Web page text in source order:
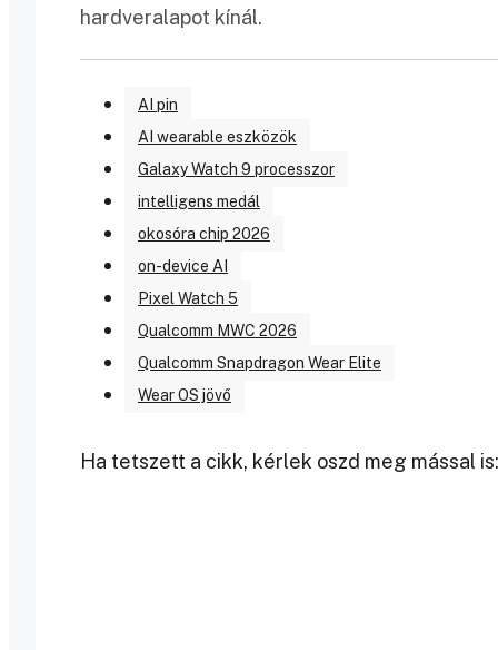
hardveralapot kínál.
AI pin
AI wearable eszközök
Galaxy Watch 9 processzor
intelligens medál
okosóra chip 2026
on-device AI
Pixel Watch 5
Qualcomm MWC 2026
Qualcomm Snapdragon Wear Elite
Wear OS jövő
Ha tetszett a cikk, kérlek oszd meg mással is: